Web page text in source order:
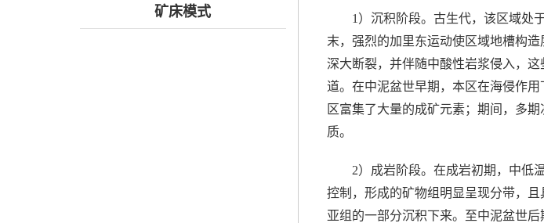
矿床模式
1）沉积阶段。古生代，该区域处
末，强烈的加里东运动使区域地槽构
深大断裂，并伴随中酸性岩浆侵入，
道。在中泥盆世早期，本区在海侵作
区富集了大量的成矿元素；期间，多
质。
2）成岩阶段。在成岩初期，中低
控制，形成的矿物组明显呈现分带，
亚组的一部分沉积下来。至中泥盆世